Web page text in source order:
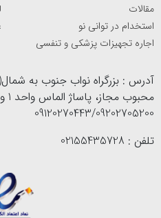
مقالات
استخدام در توانی نو
اجاره تجهیزات پزشکی و تنفسی
آدرس : بزرگراه نواب جنوب به
09120270443/09202705200
تلفن : 02155435728